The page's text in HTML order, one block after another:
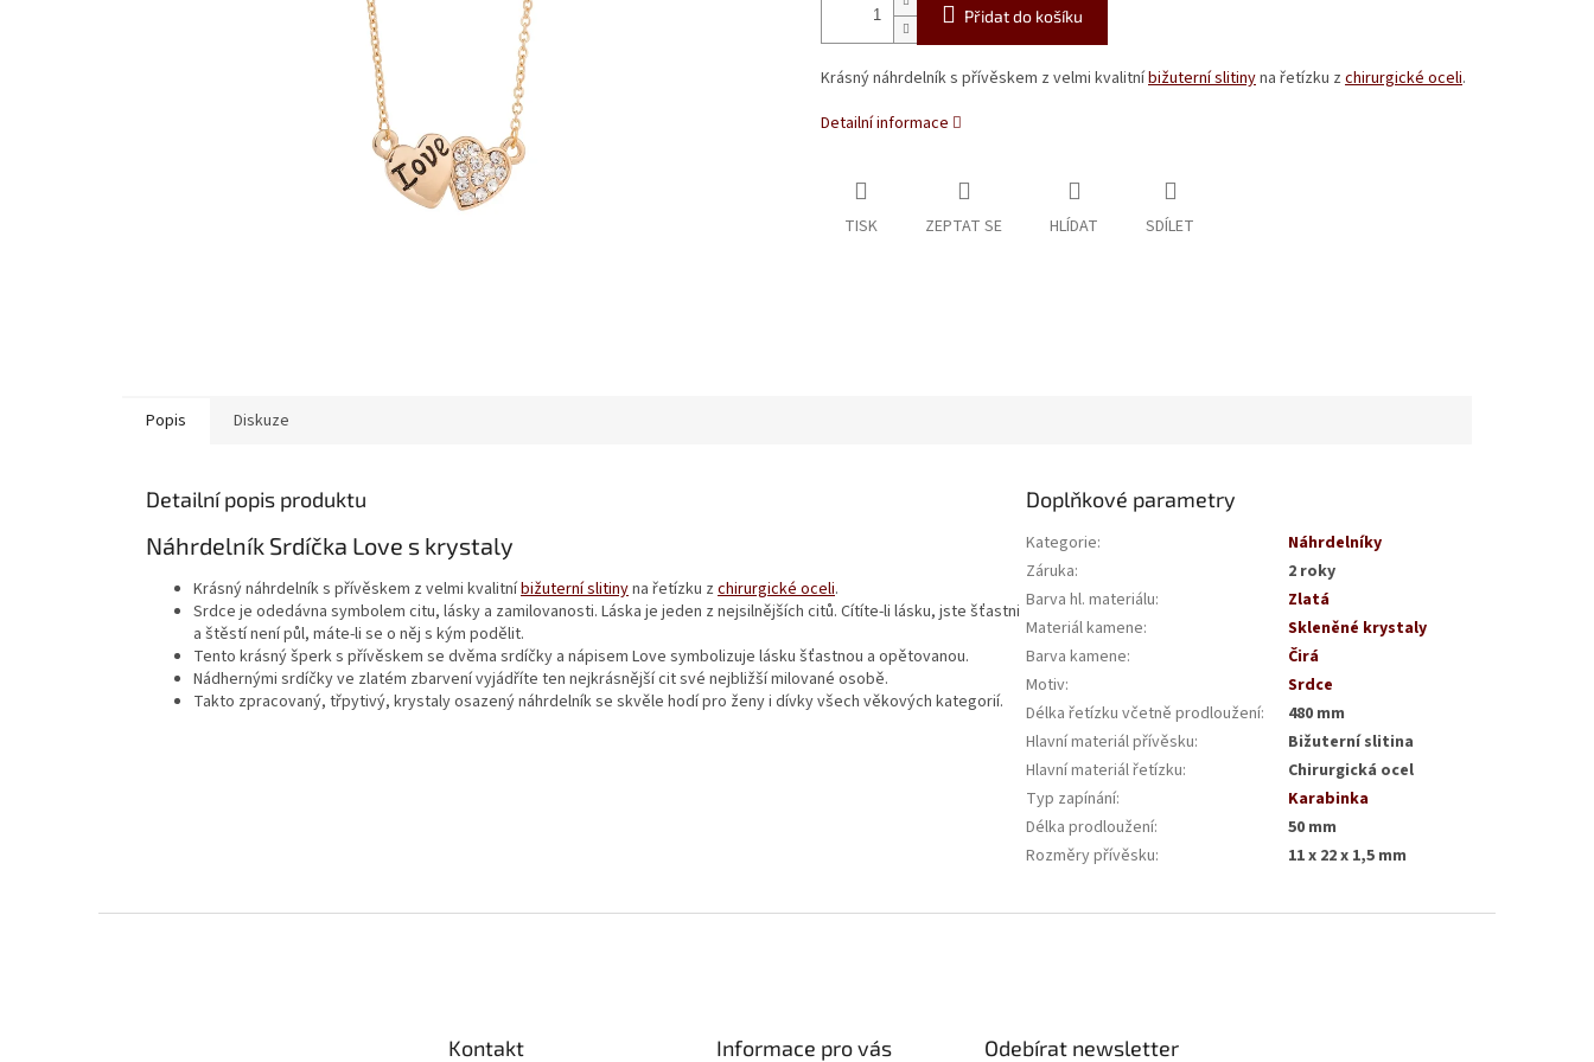
Přidat do košíku
Krásný náhrdelník s přívěskem z velmi kvalitníbižuterní slitinyna řetízku z chirurgické oceli.
Detailní informace
TISK ZEPTAT SE HLÍDAT SDÍLET
Popis Diskuze
Detailní popis produktu
Náhrdelník Srdíčka Love s krystaly
Krásný náhrdelník s přívěskem z velmi kvalitníbižuterní slitinyna řetízku z chirurgické oceli.
Srdce je odedávna symbolem citu, lásky a zamilovanosti. Láska je jeden z nejsilnějších citů. Cítíte-li lásku, jste šťastni
a štěstí není půl, máte-li se o něj s kým podělit.
Tento krásný šperk s přívěskem se dvěma srdíčky a nápisem Love symbolizuje lásku šťastnou a opětovanou.
Nádhernými srdíčky ve zlatém zbarvení vyjádříte ten nejkrásnější cit své nejbližší milované osobě.
Takto zpracovaný, třpytivý, krystaly osazený náhrdelník se skvěle hodí pro ženy i dívky všech věkových kategorií.
Doplňkové parametry
Kategorie:
Náhrdelníky
Záruka:
2 roky
Barva hl. materiálu:
Zlatá
Materiál kamene:
Skleněné krystaly
Barva kamene:
Čirá
Motiv:
Srdce
Délka řetízku včetně prodloužení:
480 mm
Hlavní materiál přívěsku:
Bižuterní slitina
Hlavní materiál řetízku:
Chirurgická ocel
Typ zapínání:
Karabinka
Délka prodloužení:
50 mm
Rozměry přívěsku: 11 x 22 x 1,5 mm
Kontakt Informace pro vás Odebírat newsletter